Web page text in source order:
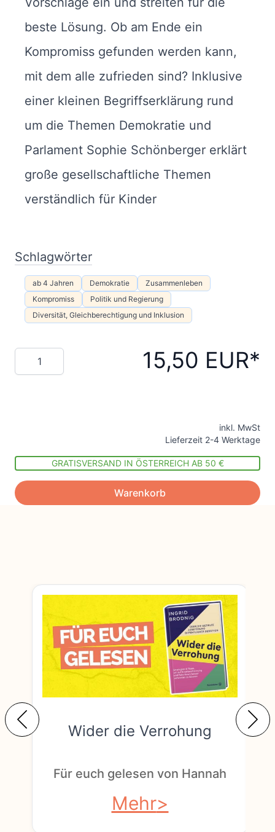
beste Lösung. Ob am Ende ein
Kompromiss gefunden werden kann,
mit dem alle zufrieden sind? Inklusive
einer kleinen Begriffserklärung rund
um die Themen Demokratie und
Parlament Sophie Schönberger erklärt
große gesellschaftliche Themen
verständlich für Kinder
Schlagwörter
ab 4 Jahren Demokratie
Zusammenleben
Kompromiss
Politik und Regierung
Diversität, Gleichberechtigung und Inklusion
Menge 15,50 EUR
inkl. MwSt
Lieferzeit 2-4 Werktage
GRATISVERSAND IN ÖSTERREICH AB 50 €
Warenkorb
Wider die Verrohung
Für euch gelesen von Hannah
Mehr